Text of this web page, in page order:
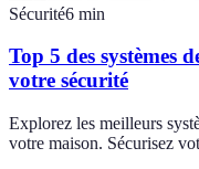
Sécurité6 min
Top 5 des systèmes
votre sécurité
Explorez les meilleurs
votre maison. Sécurisez